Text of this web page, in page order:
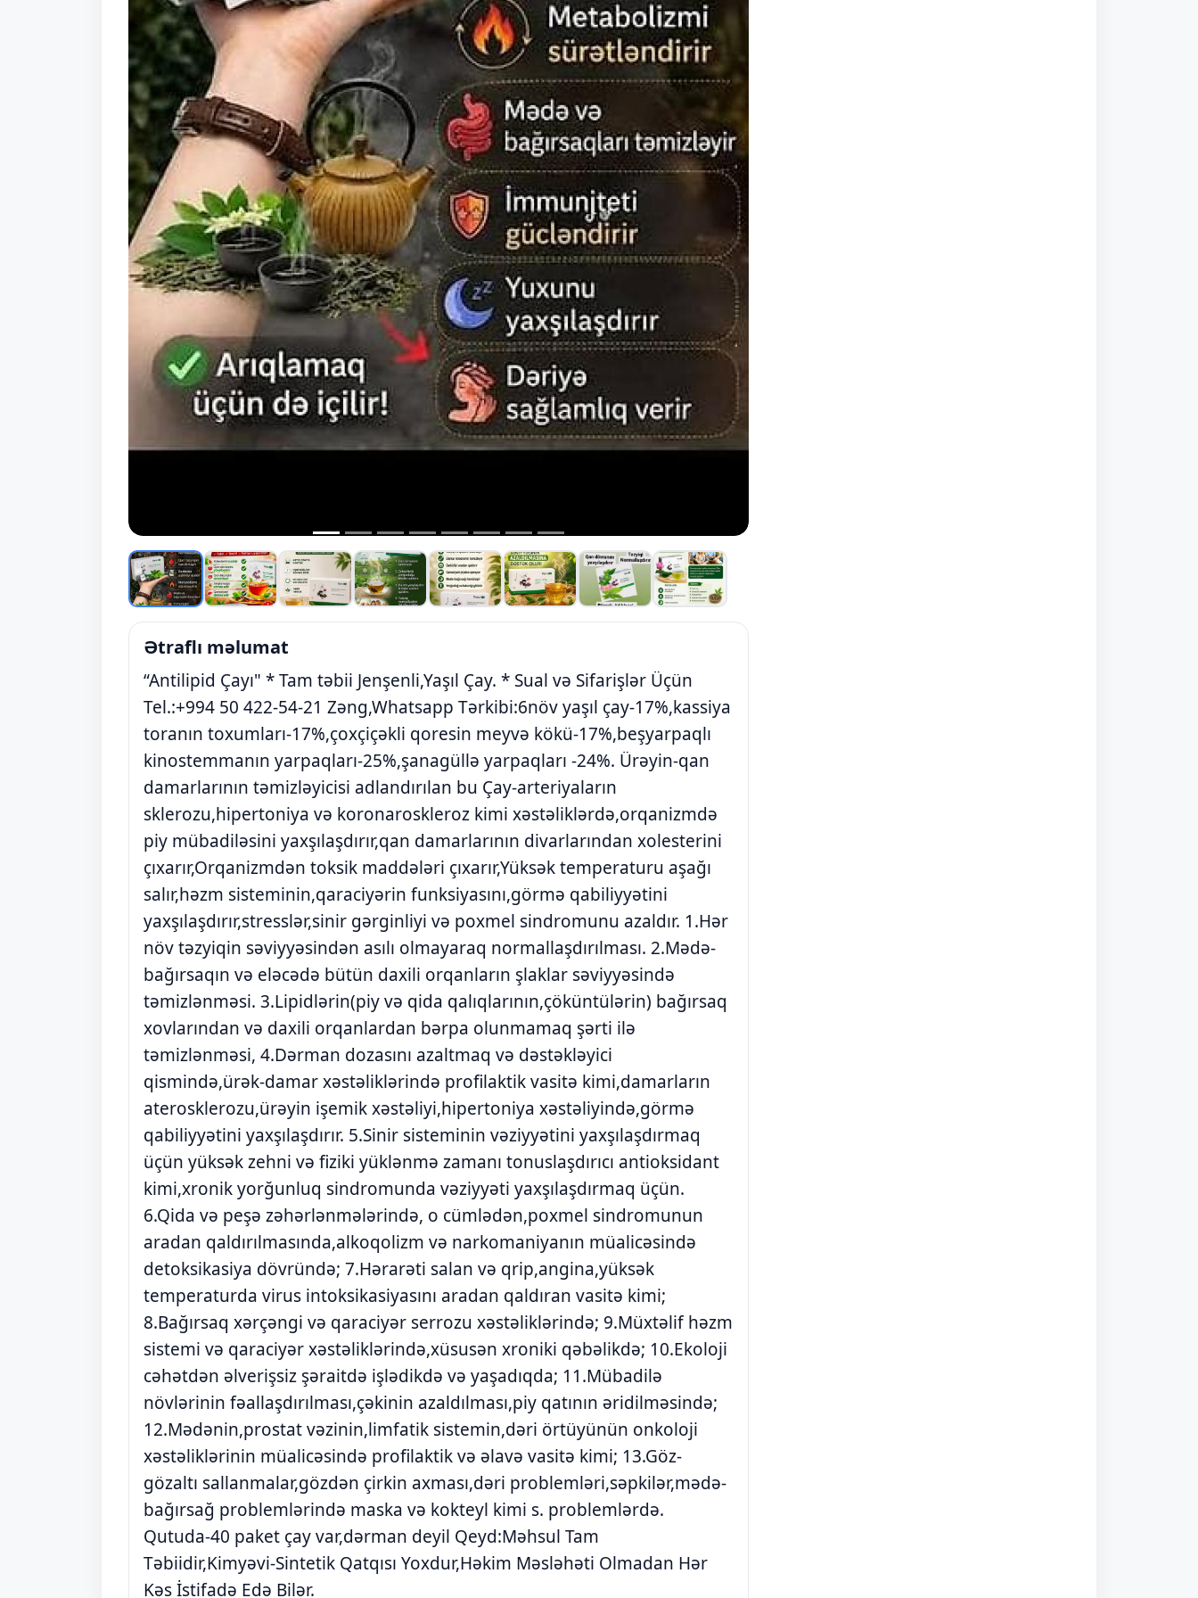
Ətraflı məlumat
“Antilipid Çayı" * Tam təbii Jenşenli,Yaşıl Çay. * Sual və Sifarişlər Üçün
Tel.:+994 50 422-54-21 Zəng,Whatsapp Tərkibi:6növ yaşıl çay-17%,kassiya
toranın toxumları-17%,çoxçiçəkli qoresin meyvə kökü-17%,beşyarpaqlı
kinostemmanın yarpaqları-25%,şanagüllə yarpaqları -24%. Ürəyin-qan
damarlarının təmizləyicisi adlandırılan bu Çay-arteriyaların
sklerozu,hipertoniya və koronaroskleroz kimi xəstəliklərdə,orqanizmdə
piy mübadiləsini yaxşılaşdırır,qan damarlarının divarlarından xolesterini
çıxarır,Orqanizmdən toksik maddələri çıxarır,Yüksək temperaturu aşağı
salır,həzm sisteminin,qaraciyərin funksiyasını,görmə qabiliyyətini
yaxşılaşdırır,stresslər,sinir gərginliyi və poxmel sindromunu azaldır. 1.Hər
növ təzyiqin səviyyəsindən asılı olmayaraq normallaşdırılması. 2.Mədə-
bağırsaqın və eləcədə bütün daxili orqanların şlaklar səviyyəsində
təmizlənməsi. 3.Lipidlərin(piy və qida qalıqlarının,çöküntülərin) bağırsaq
xovlarından və daxili orqanlardan bərpa olunmamaq şərti ilə
təmizlənməsi, 4.Dərman dozasını azaltmaq və dəstəkləyici
qismində,ürək-damar xəstəliklərində profilaktik vasitə kimi,damarların
aterosklerozu,ürəyin işemik xəstəliyi,hipertoniya xəstəliyində,görmə
qabiliyyətini yaxşılaşdırır. 5.Sinir sisteminin vəziyyətini yaxşılaşdırmaq
üçün yüksək zehni və fiziki yüklənmə zamanı tonuslaşdırıcı antioksidant
kimi,xronik yorğunluq sindromunda vəziyyəti yaxşılaşdırmaq üçün.
6.Qida və peşə zəhərlənmələrində, o cümlədən,poxmel sindromunun
aradan qaldırılmasında,alkoqolizm və narkomaniyanın müalicəsində
detoksikasiya dövründə; 7.Hərarəti salan və qrip,angina,yüksək
temperaturda virus intoksikasiyasını aradan qaldıran vasitə kimi;
8.Bağırsaq xərçəngi və qaraciyər serrozu xəstəliklərində; 9.Müxtəlif həzm
sistemi və qaraciyər xəstəliklərində,xüsusən xroniki qəbəlikdə; 10.Ekoloji
cəhətdən əlverişsiz şəraitdə işlədikdə və yaşadıqda; 11.Mübadilə
növlərinin fəallaşdırılması,çəkinin azaldılması,piy qatının əridilməsində;
12.Mədənin,prostat vəzinin,limfatik sistemin,dəri örtüyünün onkoloji
xəstəliklərinin müalicəsində profilaktik və əlavə vasitə kimi; 13.Göz-
gözaltı sallanmalar,gözdən çirkin axması,dəri problemləri,səpkilər,mədə-
bağırsağ problemlərində maska və kokteyl kimi s. problemlərdə.
Qutuda-40 paket çay var,dərman deyil Qeyd:Məhsul Tam
Təbiidir,Kimyəvi-Sintetik Qatqısı Yoxdur,Həkim Məsləhəti Olmadan Hər
Kəs İstifadə Edə Bilər.